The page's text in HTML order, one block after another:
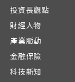
投資長觀點
財經人物
產業脈動
金融保險
科技新知